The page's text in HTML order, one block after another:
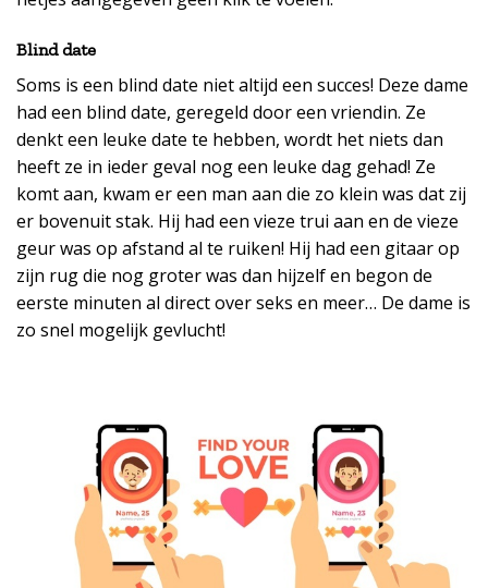
Blind date
Soms is een blind date niet altijd een succes! Deze dame
had een blind date, geregeld door een vriendin. Ze
denkt een leuke date te hebben, wordt het niets dan
heeft ze in ieder geval nog een leuke dag gehad! Ze
komt aan, kwam er een man aan die zo klein was dat zij
er bovenuit stak. Hij had een vieze trui aan en de vieze
geur was op afstand al te ruiken! Hij had een gitaar op
zijn rug die nog groter was dan hijzelf en begon de
eerste minuten al direct over seks en meer… De dame is
zo snel mogelijk gevlucht!